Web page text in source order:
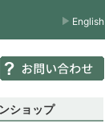
English
ショップ